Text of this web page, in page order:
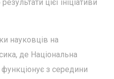
цієї ініціативи
науковців на
де Національна
з середини